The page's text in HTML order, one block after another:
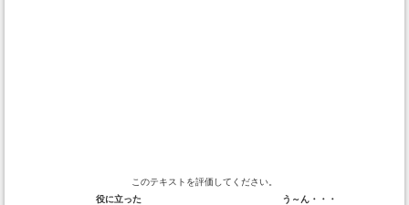
このテキストを評価してください。
役に立った
う～ん・・・